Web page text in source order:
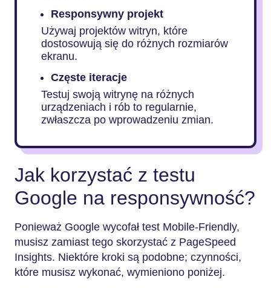
Responsywny projekt
Używaj projektów witryn, które
dostosowują się do różnych rozmiarów
ekranu.
Częste iteracje
Testuj swoją witrynę na różnych
urządzeniach i rób to regularnie,
zwłaszcza po wprowadzeniu zmian.
Jak korzystać z testu
Google na responsywność?
Ponieważ Google wycofał test Mobile-Friendly,
musisz zamiast tego skorzystać z PageSpeed
Insights. Niektóre kroki są podobne; czynności,
które musisz wykonać, wymieniono poniżej.